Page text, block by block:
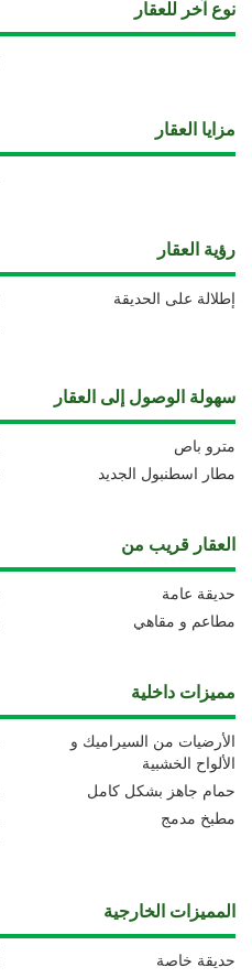
نوع آخر للعقار
مزايا العقار
رؤية العقار
إطلالة على الحديقة
سهولة الوصول إلى العقار
مترو باص
مطار اسطنبول الجديد
العقار قريب من
حديقة عامة
مطاعم و مقاهي
مميزات داخلية
الأرضيات من السيراميك و
الألواح الخشبية
حمام جاهز بشكل كامل
مطبخ مدمج
المميزات الخارجية
حديقة خاصة